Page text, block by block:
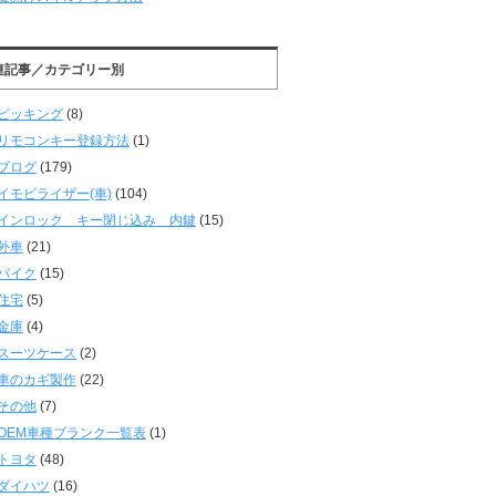
記事／カテゴリー別
ッキング(8)
モコンキー登録方法(1)
ログ(179)
モビライザー(車)(104)
ンロック キー閉じ込み 内鍵 (15)
車(21)
イク (15)
宅(5)
庫(4)
ーツケース (2)
のカギ製作(22)
の他(7)
車種ブランク一覧表(1)
ヨタ (48)
イハツ (16)